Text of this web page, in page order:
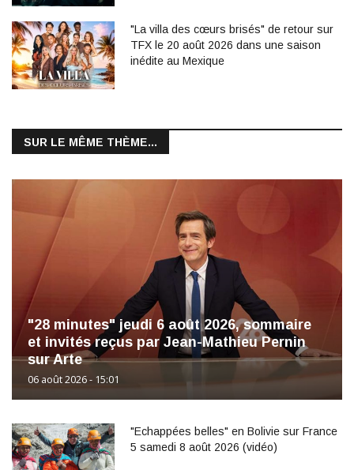
"La villa des cœurs brisés" de retour sur
TFX le 20 août 2026 dans une saison
inédite au Mexique
SUR LE MÊME THÈME...
"28 minutes" jeudi 6 août 2026, sommaire
et invités reçus par Jean-Mathieu Pernin
sur Arte
06 août 2026 - 15:01
"Echappées belles" en Bolivie sur France
5 samedi 8 août 2026 (vidéo)